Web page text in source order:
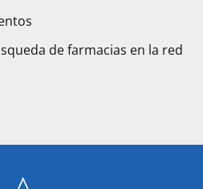
de farmacias en la red